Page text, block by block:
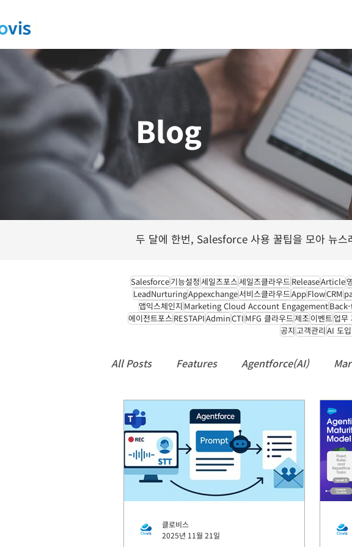
Blog
두 달에 한번, Salesforce 사용 꿀팁을 모아 뉴스
Salesforce기능설정세일즈포스세일즈클라우드ReleaseArticle
LeadNurturingAppexchange서비스클라우드AppFlowCRM
앱익스체인지Marketing Cloud Account Engagement
에이전트포스RESTAPIAdminCTIMFG 클라우드제조이벤트업무
공지고객관리AI 도
All Posts Features Agentforce(AI)
컨택센터 CTI Manufacturing Slack
Notice
클로비스
2025년 11월 21일